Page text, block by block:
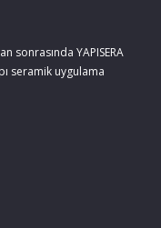
sonrasında YAPISERA
seramik uygulama